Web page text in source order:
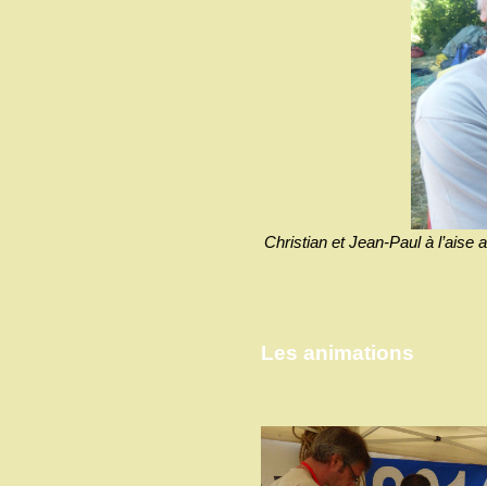
Christian et Jean-Paul à l’aise
Les animations